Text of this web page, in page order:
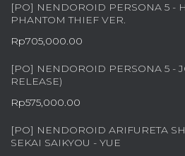
[PO] NENDOROID PERSONA 5 -
PHANTOM THIEF VER.
Rp705,000.00
[PO] NENDOROID PERSONA 5 -
RELEASE)
Rp575,000.00
[PO] NENDOROID ARIFURETA
SEKAI SAIKYOU - YUE